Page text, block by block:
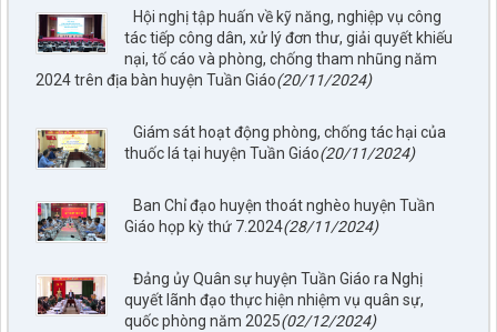
Hội nghị tập huấn về kỹ năng, nghiệp vụ công
tác tiếp công dân, xử lý đơn thư, giải quyết khiếu
nại, tố cáo và phòng, chống tham nhũng năm
2024 trên địa bàn huyện Tuần Giáo(20/11/2024)
Giám sát hoạt động phòng, chống tác hại của
thuốc lá tại huyện Tuần Giáo(20/11/2024)
Ban Chỉ đạo huyện thoát nghèo huyện Tuần
Giáo họp kỳ thứ 7.2024(28/11/2024)
Đảng ủy Quân sự huyện Tuần Giáo ra Nghị
quyết lãnh đạo thực hiện nhiệm vụ quân sự,
quốc phòng năm 2025(02/12/2024)
797./TTPTQĐ-KV2
Về việc đăng tải lên trên Cổng thông tin điện tử của UBND xã
Tuần Giáo công khai dự thảo phương án bồi thường, hỗ trợ
(đợt 6)công trình: Hồ bản phủ thuộc dự án cụm Hồbản Phủ -
Nậm Là tỉnh Điện Biên
lượt xem: 43 | lượt tải:33